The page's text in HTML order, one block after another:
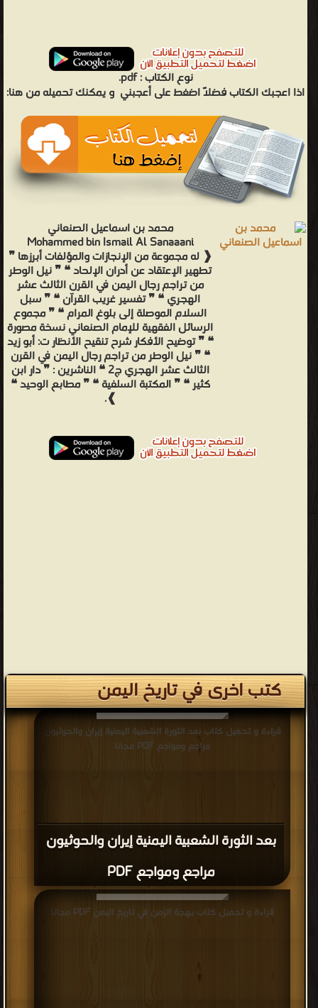
نوع الكتاب :pdf.
اذا اعجبك الكتاب فضلاً اضغط على أعجبني و يمكنك تحميله من هنا:
محمد بن اسماعيل الصنعاني
Mohammed bin Ismail Al Sanaaani
❰ له مجموعة من الإنجازات والمؤلفات أبرزها ❞
تطهير الإعتقاد عن أدران الإلحاد ❝ ❞ نيل الوطر
من تراجم رجال اليمن في القرن الثالث عشر
الهجري ❝ ❞ تفسير غريب القرآن ❝ ❞ سبل
السلام الموصلة إلى بلوغ المرام ❝ ❞ مجموع
الرسائل الفقهية للإمام الصنعاني نسخة مصورة
❝ ❞ توضيح الأفكار شرح تنقيح الأنظار ت: أبو زيد
❝ ❞ نيل الوطر من تراجم رجال اليمن في القرن
الثالث عشر الهجري ج2 ❝ الناشرين : ❞ دار ابن
كثير ❝ ❞ المكتبة السلفية ❝ ❞ مطابع الوحيد ❝
❱.
كتب اخرى في تاريخ اليمن
بعد الثورة الشعبية اليمنية إيران والحوثيون
مراجع ومواجع PDF
قراءة و تحميل كتاب بعد الثورة الشعبية اليمنية إيران والحوثيون
مراجع ومواجع PDF مجانا
قراءة و تحميل كتاب بهجة الزمن في تاريخ اليمن PDF مجانا